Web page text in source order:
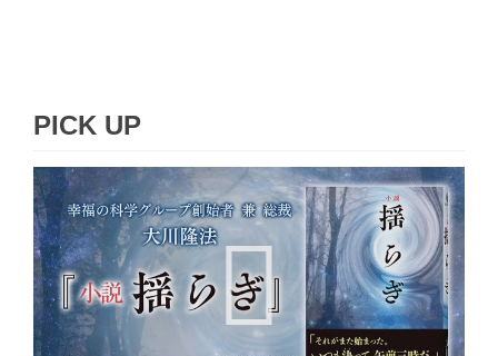
PICK UP